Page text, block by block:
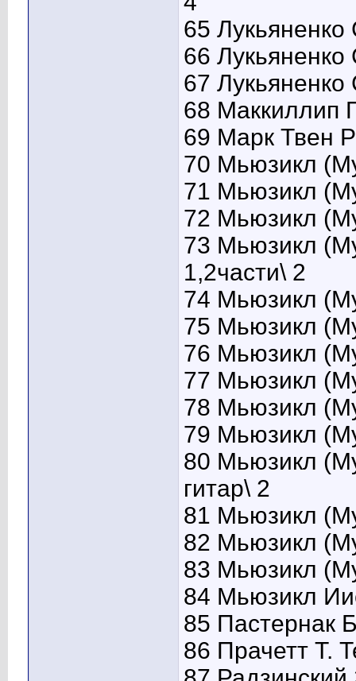
65
66
67
68 Маккиллип
69 Марк Твен
70 Мьюзикл
71 Мьюзикл
72 Мьюзикл
73 Мьюзикл
1,2части\ 2
74 Мьюзикл
75 Мьюзикл
76 Мьюзикл
77 Мьюзикл
78 Мьюзикл
79 Мьюзикл
80 Мьюзикл
гитар\ 2
81 Мьюзикл
82 Мьюзикл
83 Мьюзикл
84 Мьюзикл
85 Пастернак
86 Прачетт Т.